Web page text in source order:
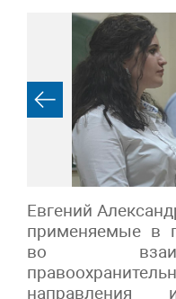
Евгений
применяемые в
во